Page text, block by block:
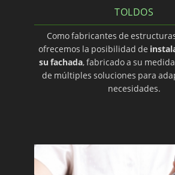
TOLDOS
Como fabricantes de
ofrecemos la posibilidad de
su fachada, fabricado a su
de múltiples soluciones para
necesidades.